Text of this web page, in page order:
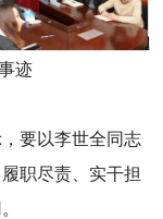
迹
要以李世全同志
职尽责、实干担